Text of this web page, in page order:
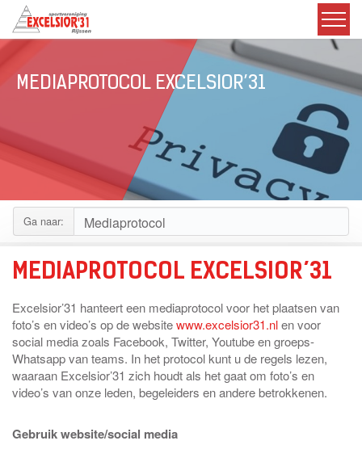
MEDIAPROTOCOL EXCELSIOR’31
Ga naar:
MEDIAPROTOCOL EXCELSIOR’31
Excelsior’31 hanteert een mediaprotocol voor het plaatsen van
foto’s en video’s op de websitewww.excelsior31.nlen voor
social media zoals Facebook, Twitter, Youtube en groeps-
Whatsapp van teams. In het protocol kunt u de regels lezen,
waaraan Excelsior’31 zich houdt als het gaat om foto’s en
video’s van onze leden, begeleiders en andere betrokkenen.
Gebruik website/social media